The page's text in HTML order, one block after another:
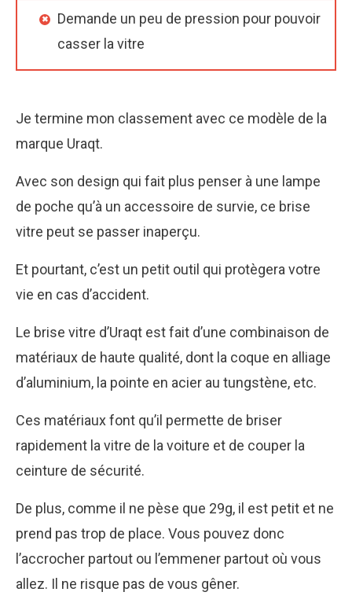
Demande un peu de pression pour pouvoir
casser la vitre
Je termine mon classement avec ce modèle de la
marque Uraqt.
Avec son design qui fait plus penser à une lampe
de poche qu’à un accessoire de survie, ce brise
vitre peut se passer inaperçu.
Et pourtant, c’est un petit outil qui protègera votre
vie en cas d’accident.
Le brise vitre d’Uraqt est fait d’une combinaison de
matériaux de haute qualité, dont la coque en alliage
d’aluminium, la pointe en acier au tungstène, etc.
Ces matériaux font qu’il permette de briser
rapidement la vitre de la voiture et de couper la
ceinture de sécurité.
De plus, comme il ne pèse que 29g, il est petit et ne
prend pas trop de place. Vous pouvez donc
l’accrocher partout ou l’emmener partout où vous
allez. Il ne risque pas de vous gêner.